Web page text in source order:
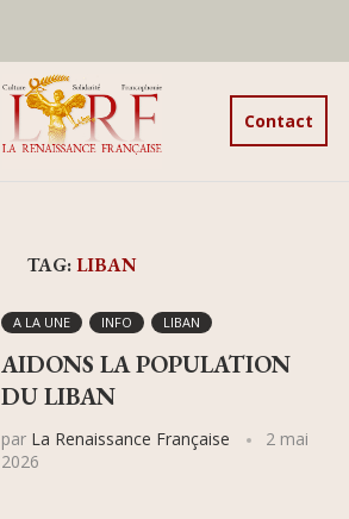
Contact
TAG:LIBAN
A LA UNE INFO LIBAN
AIDONS LA POPULATION
DU LIBAN
par La Renaissance Française
2 mai
2026